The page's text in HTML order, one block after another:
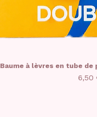
Baume à lèvres en tube de
Prix
6,50